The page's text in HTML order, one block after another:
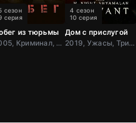
из тюрьмы
2005, Криминал, Приключения, Детектив, Боевик, Триллер, Зарубежный, Драма, США,
сезон
серия
Дом с прислугой
2019, Ужасы, Триллер, Драма, США
4 сезон
10 серия